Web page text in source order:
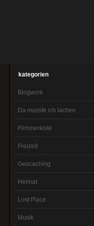
kategorien
Blogwork
Da musste ich lachen
Flimmerkiste
Freizeit
Geocaching
Heimat
Lost Place
Musik